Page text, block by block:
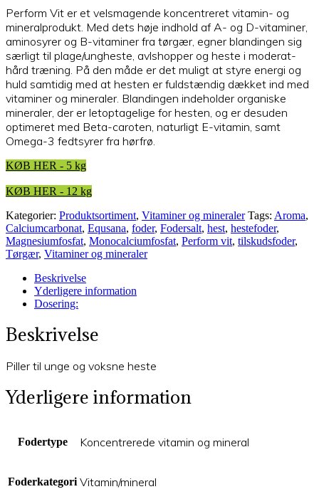
Perform Vit er et velsmagende koncentreret vitamin- og
mineralprodukt. Med dets høje indhold af A- og D-vitaminer,
aminosyrer og B-vitaminer fra tørgær, egner blandingen sig
særligt til plage/ungheste, avlshopper og heste i moderat-
hård træning. På den måde er det muligt at styre energi og
huld samtidig med at hesten er fuldstændig dækket ind med
vitaminer og mineraler. Blandingen indeholder organiske
mineraler, der er letoptagelige for hesten, og er desuden
optimeret med Beta-caroten, naturligt E-vitamin, samt
Omega-3 fedtsyrer fra hørfrø.
KØB HER - 5 kg
KØB HER - 12 kg
Kategorier: Produktsortiment, Vitaminer og mineraler Tags: Aroma,
Calciumcarbonat, Equsana, foder, Fodersalt, hest, hestefoder,
Magnesiumfosfat, Monocalciumfosfat, Perform vit, tilskudsfoder,
Tørgær, Vitaminer og mineraler
Beskrivelse
Yderligere information
Dosering:
Beskrivelse
Piller til unge og voksne heste
Yderligere information
Fodertype Koncentrerede vitamin og mineral
Foderkategori Vitamin/mineral